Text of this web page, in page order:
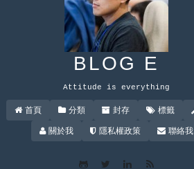
BLOG E
Attitude is everything
首頁 分類 封存 標籤
關於我
隱私權政策 聯絡我